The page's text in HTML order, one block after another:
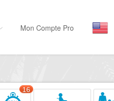
Mon Compte Pro
16